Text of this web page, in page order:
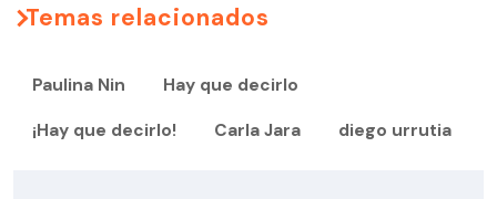
Temas relacionados
Paulina Nin Hay que decirlo
¡Hay que decirlo! Carla Jara diego urrutia